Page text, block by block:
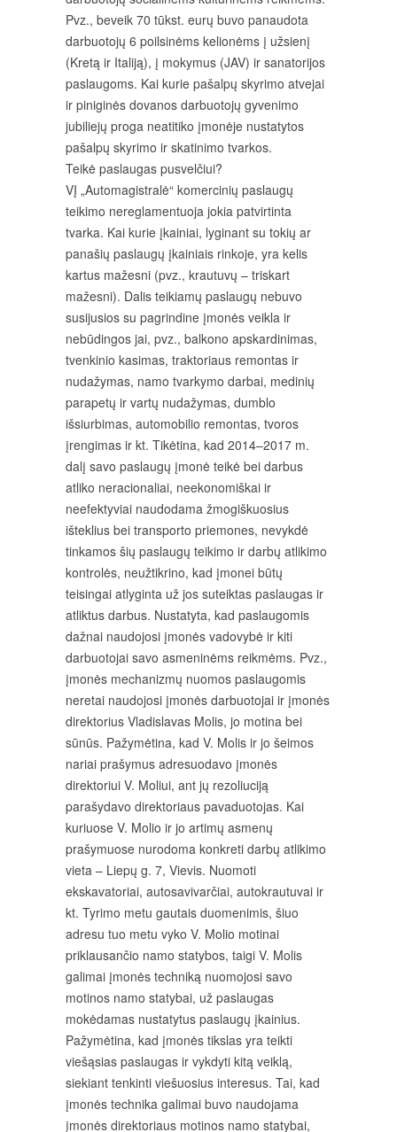
Pvz., beveik 70 tūkst. eurų buvo panaudota
darbuotojų 6 poilsinėms kelionėms į užsienį
(Kretą ir Italiją), į mokymus (JAV) ir sanatorijos
paslaugoms. Kai kurie pašalpų skyrimo atvejai
ir piniginės dovanos darbuotojų gyvenimo
jubiliejų proga neatitiko įmonėje nustatytos
pašalpų skyrimo ir skatinimo tvarkos.
Teikė paslaugas pusvelčiui?
VĮ „Automagistralė“ komercinių paslaugų
teikimo nereglamentuoja jokia patvirtinta
tvarka. Kai kurie įkainiai, lyginant su tokių ar
panašių paslaugų įkainiais rinkoje, yra kelis
kartus mažesni (pvz., krautuvų – triskart
mažesni). Dalis teikiamų paslaugų nebuvo
susijusios su pagrindine įmonės veikla ir
nebūdingos jai, pvz., balkono apskardinimas,
tvenkinio kasimas, traktoriaus remontas ir
nudažymas, namo tvarkymo darbai, medinių
parapetų ir vartų nudažymas, dumblo
išsiurbimas, automobilio remontas, tvoros
įrengimas ir kt. Tikėtina, kad 2014–2017 m.
dalį savo paslaugų įmonė teikė bei darbus
atliko neracionaliai, neekonomiškai ir
neefektyviai naudodama žmogiškuosius
išteklius bei transporto priemones, nevykdė
tinkamos šių paslaugų teikimo ir darbų atlikimo
kontrolės, neužtikrino, kad įmonei būtų
teisingai atlyginta už jos suteiktas paslaugas ir
atliktus darbus. Nustatyta, kad paslaugomis
dažnai naudojosi įmonės vadovybė ir kiti
darbuotojai savo asmeninėms reikmėms. Pvz.,
įmonės mechanizmų nuomos paslaugomis
neretai naudojosi įmonės darbuotojai ir įmonės
direktorius Vladislavas Molis, jo motina bei
sūnūs. Pažymėtina, kad V. Molis ir jo šeimos
nariai prašymus adresuodavo įmonės
direktoriui V. Moliui, ant jų rezoliuciją
parašydavo direktoriaus pavaduotojas. Kai
kuriuose V. Molio ir jo artimų asmenų
prašymuose nurodoma konkreti darbų atlikimo
vieta – Liepų g. 7, Vievis. Nuomoti
ekskavatoriai, autosavivarčiai, autokrautuvai ir
kt. Tyrimo metu gautais duomenimis, šiuo
adresu tuo metu vyko V. Molio motinai
priklausančio namo statybos, taigi V. Molis
galimai įmonės techniką nuomojosi savo
motinos namo statybai, už paslaugas
mokėdamas nustatytus paslaugų įkainius.
Pažymėtina, kad įmonės tikslas yra teikti
viešąsias paslaugas ir vykdyti kitą veiklą,
siekiant tenkinti viešuosius interesus. Tai, kad
įmonės technika galimai buvo naudojama
įmonės direktoriaus motinos namo statybai,